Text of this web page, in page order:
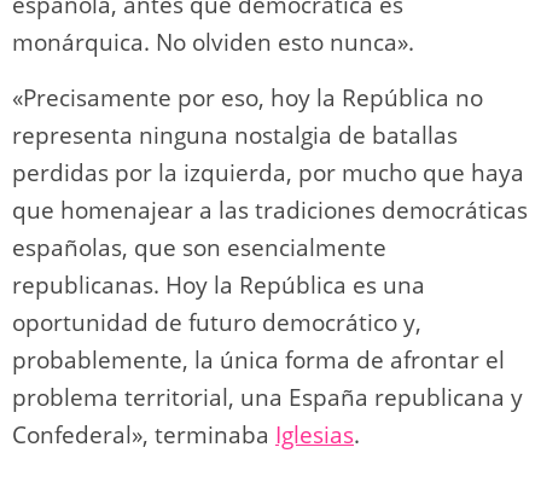
monárquica. No olviden esto nunca».
«Precisamente por eso, hoy la República no
representa ninguna nostalgia de batallas
perdidas por la izquierda, por mucho que haya
que homenajear a las tradiciones democráticas
españolas, que son esencialmente
republicanas. Hoy la República es una
oportunidad de futuro democrático y,
probablemente, la única forma de afrontar el
problema territorial, una España republicana y
Confederal», terminaba Iglesias.